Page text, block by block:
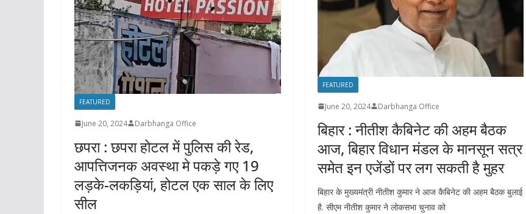
FEATURED
June 20, 2024 Darbhanga Office
छपरा : छपरा होटल में पुलिस की रेड,
आपत्तिजनक अवस्था मे पकड़े गए 19
लड़के-लकड़ियां, होटल एक साल के लिए
सील
FEATURED
June 20, 2024 Darbhanga Office
बिहार : नीतीश कैबिनेट की अहम बैठक
आज, बिहार विधान मंडल के मानसून सत्र
समेत इन एजेंडों पर लग सकती है मुहर
बिहार के मुख्यमंत्री नीतीश कुमार ने आज कैबिनेट की अहम बैठक बुलाई
है. सीएम नीतीश कुमार ने लोकसभा चुनाव को